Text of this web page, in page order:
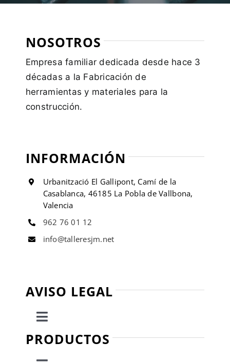
NOSOTROS
Empresa familiar dedicada desde hace 3
décadas a la Fabricación de
herramientas y materiales para la
construcción.
INFORMACIÓN
Urbanització El Gallipont, Camí de la
Casablanca, 46185 La Pobla de Vallbona,
Valencia
962 76 01 12
info@talleresjm.net
AVISO LEGAL
Toggle
Política de privacidad
PRODUCTOS